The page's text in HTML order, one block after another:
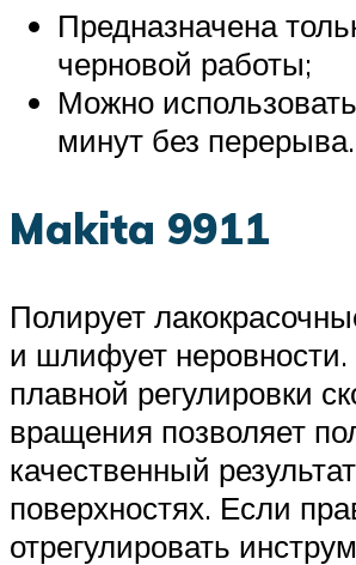
Предназначена
черновой работы;
Можно
минут без перерыва.
Makita 9911
Полирует
и шлифует
плавной регулировки
вращения позволяет
качественный
поверхностях. Если
отрегулировать